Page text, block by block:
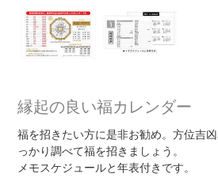
縁起の良い福カレンダー
福を招きたい方に是非お勧め。方位吉
っかり調べて福を招きましょう。
メモスケジュールと年表付きです。